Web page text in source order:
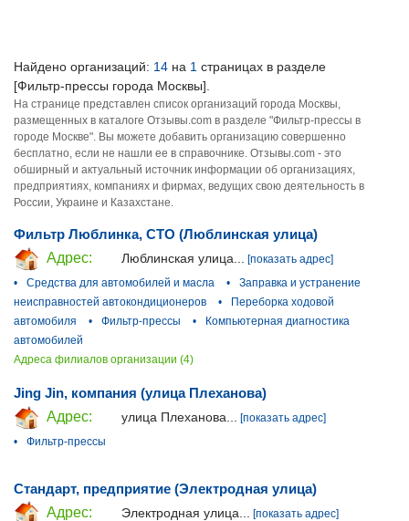
Найдено организаций: 14 на 1 страницах в разделе
[Фильтр-прессы города Москвы].
На странице представлен список организаций города Москвы,
размещенных в каталоге Отзывы.com в разделе "Фильтр-прессы в
городе Москве". Вы можете добавить организацию совершенно
бесплатно, если не нашли ее в справочнике. Отзывы.com - это
обширный и актуальный источник информации об организациях,
предприятиях, компаниях и фирмах, ведущих свою деятельность в
России, Украине и Казахстане.
Фильтр Люблинка, СТО (Люблинская улица)
Адрес:
Люблинская улица...
[показать адрес]
•
Средства для автомобилей и масла •
Заправка и устранение
неисправностей автокондиционеров
•
Переборка ходовой
автомобиля
• Фильтр-прессы •
Компьютерная диагностика
автомобилей
Адреса филиалов организации (4)
Jing Jin, компания (улица Плеханова)
Адрес:
улица Плеханова...
[показать адрес]
•
Фильтр-прессы
Стандарт, предприятие (Электродная улица)
Адрес:
Электродная улица...
[показать адрес]